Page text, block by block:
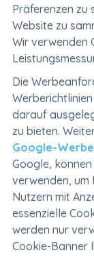
Präferenzen zu
Website zu
Wir verwenden
Die
darauf
zu bieten.
Google-
Google,
verwenden, um
Nutzern mit
essenzielle
werden nur
Cookie-Banner